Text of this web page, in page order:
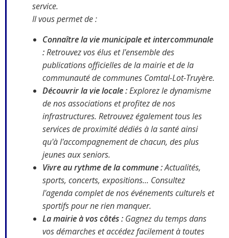
service.
Il vous permet de :
Connaître la vie municipale et intercommunale
:Retrouvez vos élus et l'ensemble des
publications officielles de la mairie et de la
communauté de communes Comtal-Lot-Truyère.
Découvrir la vie locale :Explorez le dynamisme
de nos associations et profitez de nos
infrastructures. Retrouvez également tous les
services de proximité dédiés à la santé ainsi
qu'à l'accompagnement de chacun, des plus
jeunes aux seniors.
Vivre au rythme de la commune :Actualités,
sports, concerts, expositions... Consultez
l'agenda complet de nos événements culturels et
sportifs pour ne rien manquer.
La mairie à vos côtés : Gagnez du temps dans
vos démarches et accédez facilement à toutes